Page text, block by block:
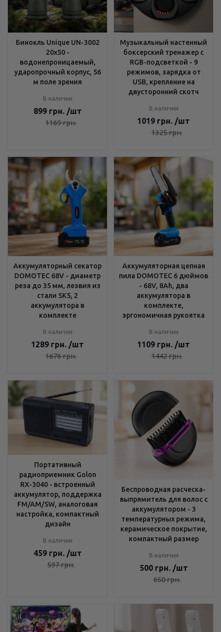
Бинокль Unique UN-3002
20x50 -
водонепроницаемый,
ударопрочный корпус, 56
м поле зрения
В наличии
899 грн. /шт
1169грн.
Музыкальный настенный
боксерский тренажер с
RGB-подсветкой - 9
режимов, зарядка от
USB, крепление на
двусторонний скотч
В наличии
1019 грн. /шт
1325грн.
Аккумуляторный секатор
DOMOTEC 68V - диаметр
реза до 35 мм, лезвия из
стали SK5, 2
аккумулятора в
комплекте
В наличии
1289 грн. /шт
1676грн.
Аккумуляторная цепная
пила DOMOTEC 6 дюймов
- 68V, 8Ah, два
аккумулятора в
комплекте,
эргономичная рукоятка
В наличии
1109 грн. /шт
1442грн.
Портативный
радиоприемник Golon
RX-3040 - встроенный
аккумулятор, поддержка
FM/AM/SW, аналоговая
настройка, компактный
дизайн
В наличии
459 грн. /шт
597грн.
Беспроводная расческа-
выпрямитель для волос с
аккумулятором - 3
температурных режима,
керамическое покрытие,
компактный размер
В наличии
500 грн. /шт
650грн.